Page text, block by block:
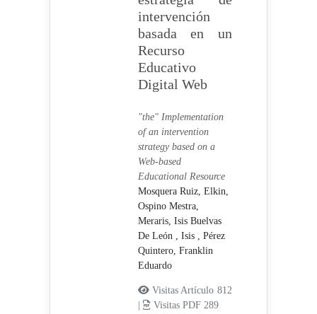
intervención
basada en un
Recurso
Educativo
Digital Web
"the" Implementation
of an intervention
strategy based on a
Web-based
Educational Resource
Mosquera Ruiz, Elkin,
Ospino Mestra,
Meraris, Isis Buelvas
De León , Isis , Pérez
Quintero, Franklin
Eduardo
Visitas Artículo 812
Visitas PDF 289